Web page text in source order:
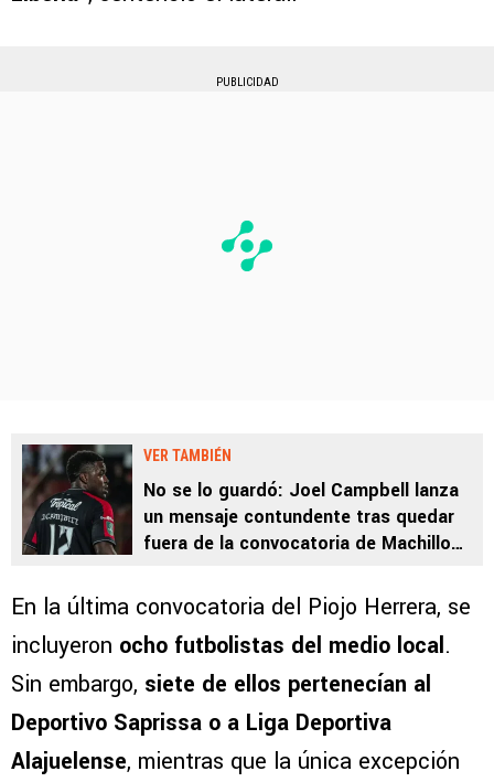
PUBLICIDAD
VER TAMBIÉN
No se lo guardó: Joel Campbell lanza
un mensaje contundente tras quedar
fuera de la convocatoria de Machillo
En la última convocatoria del Piojo Herrera, se
incluyeron ocho futbolistas del medio local.
Sin embargo, siete de ellos pertenecían al
Deportivo Saprissa o a Liga Deportiva
Alajuelense, mientras que la única excepción